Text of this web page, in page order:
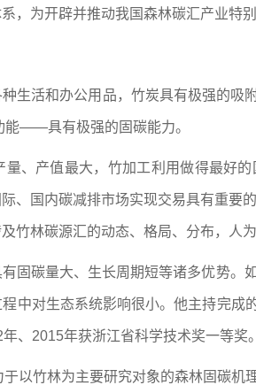
，为开辟并推动我国森林碳汇产业特
生活和办公用品，竹炭具有极强的
能——具有极强的固碳能力。
、产值最大，竹加工利用做得最好
、国内碳减排市场实现交易具有重要
林碳源汇的动态、格局、分布，人
固碳量大、生长周期短等诸多优势
中对生态系统影响很小。他主持完成
、2015年获浙江省科学技术奖一等奖。
以竹林为主要研究对象的森林固碳